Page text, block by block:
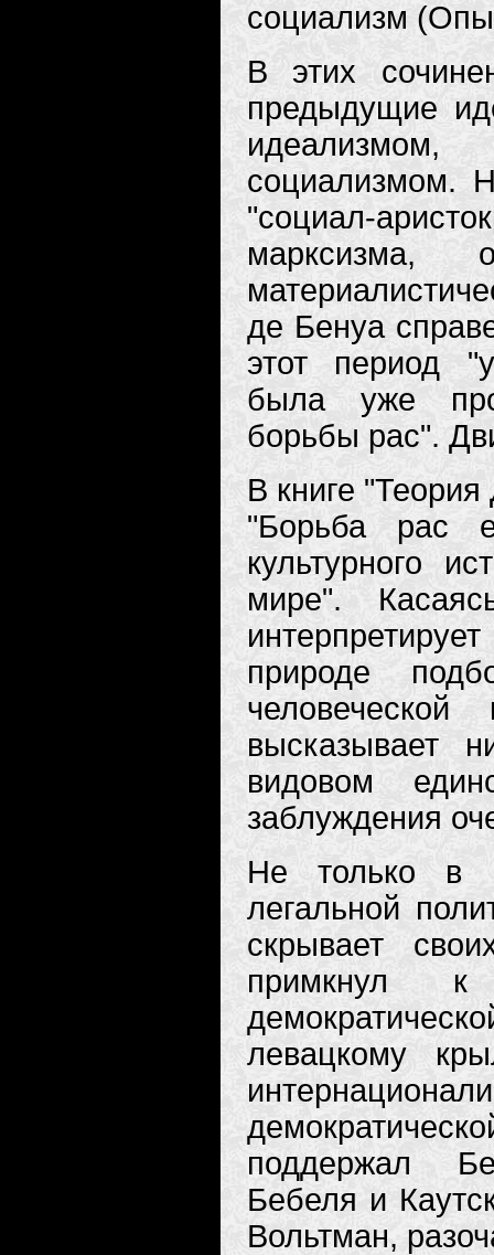
социализм
В этих
предыдущие
социализмом.
"социал-
де Бенуа
этот период
была уже
борьбы рас".
В книге
"Борьба рас
культурного
мире".
природе
высказывает
видовом
заблуждения
Не только в
легальной
скрывает
примкнул
левацкому
поддержал
Бебеля и
Вольтман,